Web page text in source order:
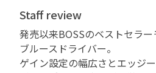
Staff review
発売以来BOSSのベストセラ
ブルースドライバー。
ゲイン設定の幅広さとエッジ